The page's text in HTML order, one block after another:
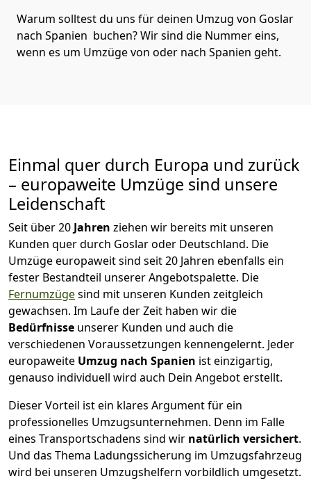
Warum solltest du uns für deinen Umzug von Goslar
nach Spanien buchen? Wir sind die Nummer eins,
wenn es um Umzüge von oder nach Spanien geht.
Einmal quer durch Europa und zurück
– europaweite Umzüge sind unsere
Leidenschaft
Seit über20 Jahren ziehen wir bereits mit unseren
Kunden quer durch Goslaroder Deutschland. Die
Umzüge europaweit sind seit20 Jahren ebenfalls ein
fester Bestandteil unserer Angebotspalette. Die
Fernumzügesind mit unseren Kunden zeitgleich
gewachsen. Im Laufe der Zeit haben wir die
Bedürfnisse unserer Kunden und auch die
verschiedenen Voraussetzungen kennengelernt. Jeder
europaweite Umzug nach Spanien ist einzigartig,
genauso individuell wird auch Dein Angebot erstellt.
Dieser Vorteil ist ein klares Argument für ein
professionelles Umzugsunternehmen. Denn im Falle
eines Transportschadens sind wir natürlich versichert.
Und das Thema Ladungssicherung im Umzugsfahrzeug
wird bei unseren Umzugshelfern vorbildlich umgesetzt.